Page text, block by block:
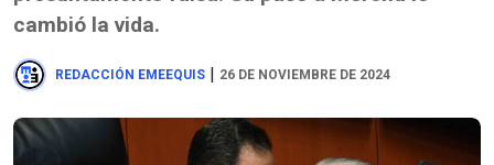
cambió la vida.
REDACCIÓN EMEEQUIS | 26 DE NOVIEMBRE DE 2024